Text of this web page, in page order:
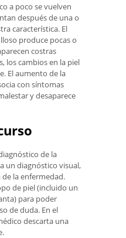
a poco se vuelven
después de una o
característica. El
produce pocas o
costras
los cambios en la piel
El aumento de la
con síntomas
y desaparece
de la
un diagnóstico visual,
la enfermedad.
de piel (incluido un
para poder
de duda. En el
descarta una